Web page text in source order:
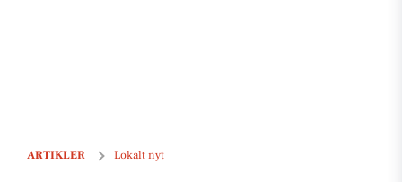
ARTIKLER Lokalt nyt
SF jubler over aftale om investeringer i børn, sårbare borgere og